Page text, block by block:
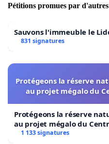
Pétitions promues par
Sauvons l'immeuble le
831 signatures
Protégeons la réserve
au projet mégalo du
Protégeons la réserve
au projet mégalo du
1 133 signatures